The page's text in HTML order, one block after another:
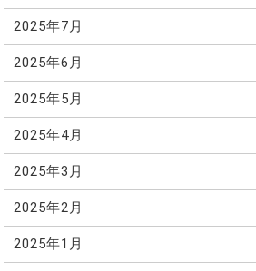
2025年7月
2025年6月
2025年5月
2025年4月
2025年3月
2025年2月
2025年1月